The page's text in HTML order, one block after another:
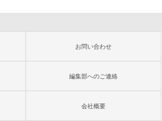
お問い合わせ
編集部へのご連絡
会社概要